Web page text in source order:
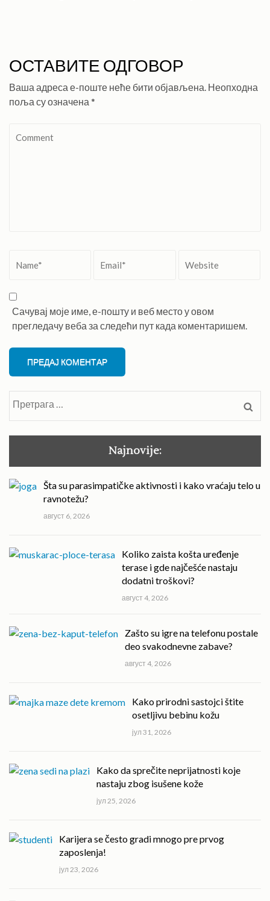
ОСТАВИТЕ ОДГОВОР
Ваша адреса е-поште неће бити објављена. Неопходна
поља су означена *
Сачувај моје име, е-пошту и веб место у овом
прегледачу веба за следећи пут када коментаришем.
Najnovije:
Šta su parasimpatičke aktivnosti i kako vraćaju telo u
ravnotežu?
август 6, 2026
Koliko zaista košta uređenje
terase i gde najčešće nastaju
dodatni troškovi?
август 4, 2026
Zašto su igre na telefonu postale
deo svakodnevne zabave?
август 4, 2026
Kako prirodni sastojci štite
osetljivu bebinu kožu
јул 31, 2026
Kako da sprečite neprijatnosti koje
nastaju zbog isušene kože
јул 25, 2026
Karijera se često gradi mnogo pre prvog
zaposlenja!
јул 23, 2026